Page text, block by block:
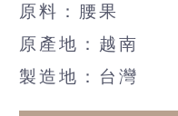
原料：腰果
原產地：越南
製造地：台灣